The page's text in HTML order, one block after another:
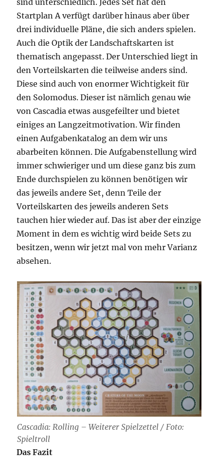
Startplan A verfügt darüber hinaus aber über
drei individuelle Pläne, die sich anders spielen.
Auch die Optik der Landschaftskarten ist
thematisch angepasst. Der Unterschied liegt in
den Vorteilskarten die teilweise anders sind.
Diese sind auch von enormer Wichtigkeit für
den Solomodus. Dieser ist nämlich genau wie
von Cascadia etwas ausgefeilter und bietet
einiges an Langzeitmotivation. Wir finden
einen Aufgabenkatalog an dem wir uns
abarbeiten können. Die Aufgabenstellung wird
immer schwieriger und um diese ganz bis zum
Ende durchspielen zu können benötigen wir
das jeweils andere Set, denn Teile der
Vorteilskarten des jeweils anderen Sets
tauchen hier wieder auf. Das ist aber der einzige
Moment in dem es wichtig wird beide Sets zu
besitzen, wenn wir jetzt mal von mehr Varianz
absehen.
Cascadia: Rolling – Weiterer Spielzettel / Foto:
Spieltroll
Das Fazit